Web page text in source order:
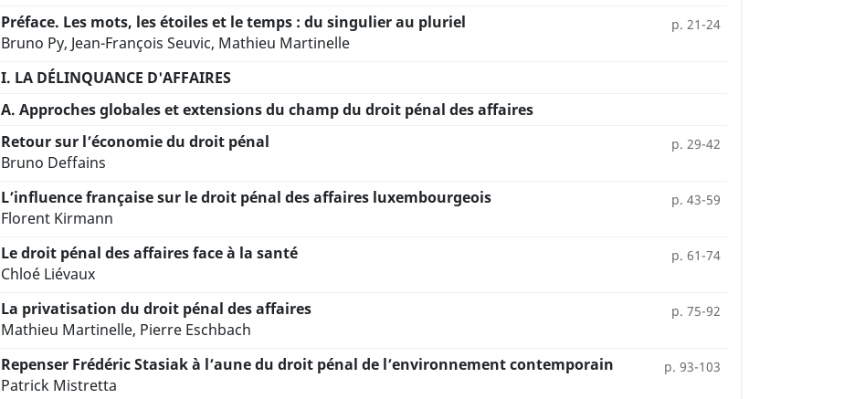
Préface. Les mots, les étoiles et le temps : du singulier au pluriel
Bruno Py, Jean-François Seuvic, Mathieu Martinelle
p. 21-24
I. LA DÉLINQUANCE D'AFFAIRES
A. Approches globales et extensions du champ du droit pénal des affaires
Retour sur l’économie du droit pénal
Bruno Deffains
p. 29-42
L’influence française sur le droit pénal des affaires luxembourgeois
Florent Kirmann
p. 43-59
Le droit pénal des affaires face à la santé
Chloé Liévaux
p. 61-74
La privatisation du droit pénal des affaires
Mathieu Martinelle, Pierre Eschbach
p. 75-92
Repenser Frédéric Stasiak à l’aune du droit pénal de l’environnement contemporain
Patrick Mistretta
p. 93-103